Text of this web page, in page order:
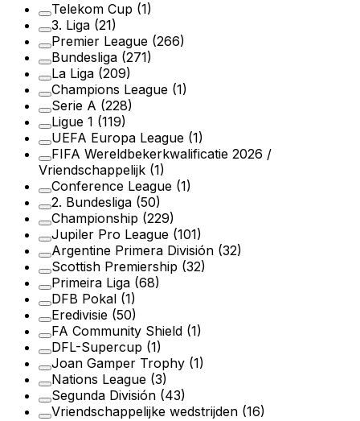
Telekom Cup (1)
3. Liga (21)
Premier League (266)
Bundesliga (271)
La Liga (209)
Champions League (1)
Serie A (228)
Ligue 1 (119)
UEFA Europa League (1)
FIFA Wereldbekerkwalificatie 2026 /
Vriendschappelijk (1)
Conference League (1)
2. Bundesliga (50)
Championship (229)
Jupiler Pro League (101)
Argentine Primera División (32)
Scottish Premiership (32)
Primeira Liga (68)
DFB Pokal (1)
Eredivisie (50)
FA Community Shield (1)
DFL-Supercup (1)
Joan Gamper Trophy (1)
Nations League (3)
Segunda División (43)
Vriendschappelijke wedstrijden (16)